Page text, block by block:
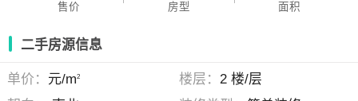
售价 房型 面积
二手房源信息
单价： 元/m2 楼层： 2 楼/层